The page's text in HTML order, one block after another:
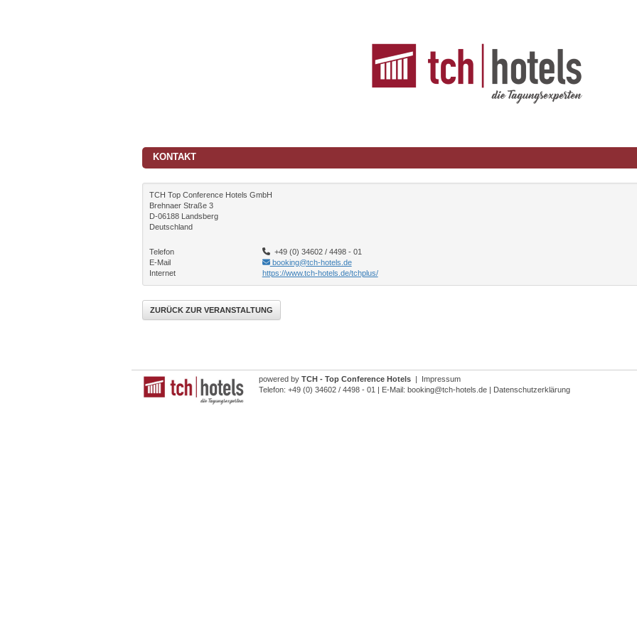
KONTAKT
TCH Top Conference Hotels GmbH
Brehnaer Straße 3
D-06188 Landsberg
Deutschland
Telefon
+49 (0) 34602 / 4498 - 01
E-Mail
booking@tch-hotels.de
Internet
https://www.tch-hotels.de/tchplus/
ZURÜCK ZUR VERANSTALTUNG
powered by TCH - Top Conference Hotels |
Impressum
Telefon: +49 (0) 34602 / 4498 - 01 | E-Mail: booking@tch-hotels.de | Datenschutzerklärung